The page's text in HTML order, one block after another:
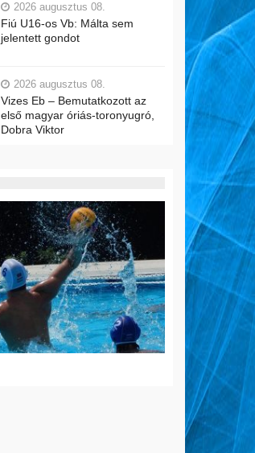
2026 augusztus 08.
Fiú U16-os Vb: Málta sem
jelentett gondot
2026 augusztus 08.
Vizes Eb – Bemutatkozott az
első magyar óriás-toronyugró,
Dobra Viktor